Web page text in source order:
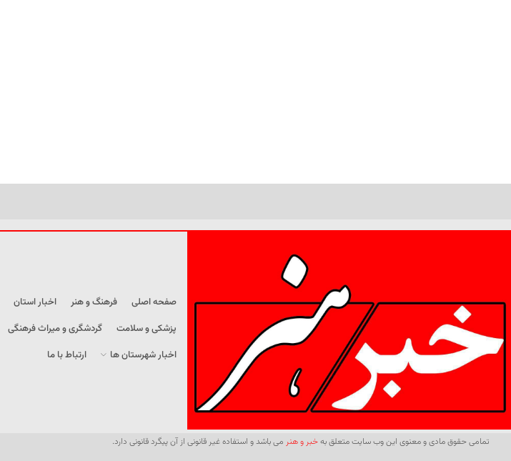
صفحه اصلی فرهنگ و هنر اخبار استان
پزشکی و سلامت
گردشگری و میراث فرهنگی
اخبار شهرستان ها
ارتباط با ما
تمامی حقوق مادی و معنوی این وب سایت متعلق بهخبر و هنر می باشد و استفاده غیر قانونی از آن پیگرد قانونی دارد.